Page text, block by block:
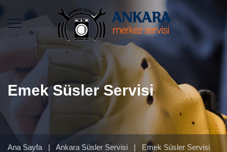
Emek Süsler Servisi
Ana Sayfa | Ankara Süsler Servisi | Emek Süsler Servisi